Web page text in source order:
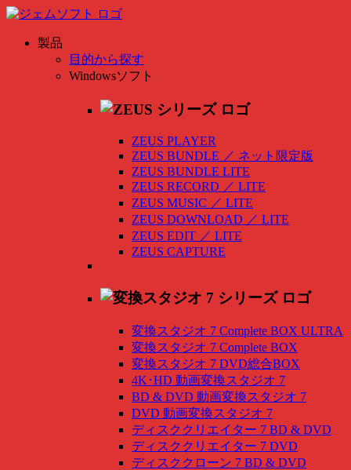
製品
目的から探す
Windowsソフト
ZEUS PLAYER
ZEUS BUNDLE ／ ネット限定版
ZEUS BUNDLE LITE
ZEUS RECORD ／ LITE
ZEUS MUSIC ／ LITE
ZEUS DOWNLOAD ／ LITE
ZEUS EDIT ／ LITE
ZEUS CAPTURE
変換スタジオ 7 Complete BOX ULTRA
変換スタジオ 7 Complete BOX
変換スタジオ 7 DVD総合BOX
4K･HD 動画変換スタジオ 7
BD & DVD 動画変換スタジオ 7
DVD 動画変換スタジオ 7
ディスククリエイター 7 BD & DVD
ディスククリエイター 7 DVD
ディスククローン 7 BD & DVD